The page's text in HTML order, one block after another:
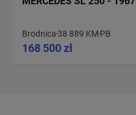
Brodnica 38 889 KM PB
168 500 zł